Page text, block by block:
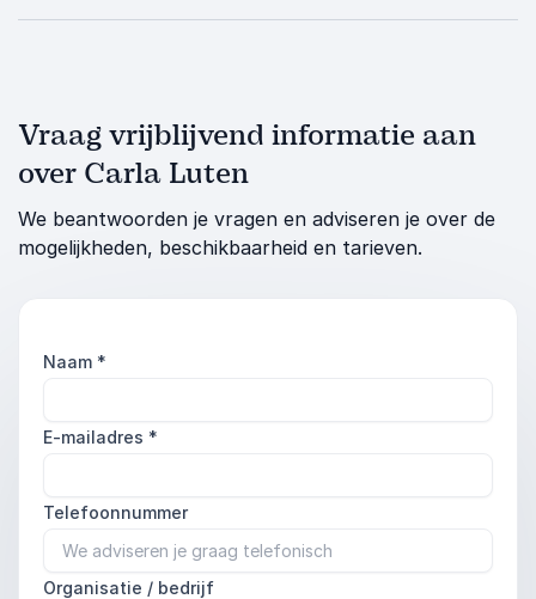
Vraag vrijblijvend informatie aan
over Carla Luten
We beantwoorden je vragen en adviseren je over de
mogelijkheden, beschikbaarheid en tarieven.
Naam *
E-mailadres *
Telefoonnummer
Organisatie / bedrijf